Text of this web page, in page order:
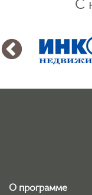
С
О программе